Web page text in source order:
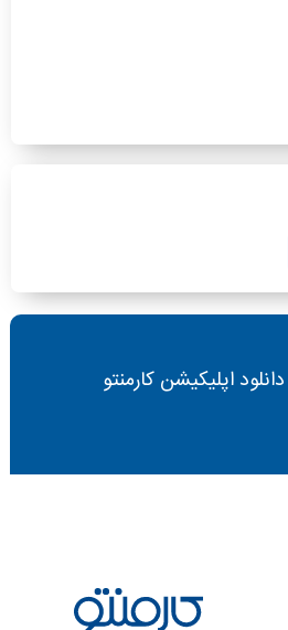
دانلود اپلیکیشن کارمنتو